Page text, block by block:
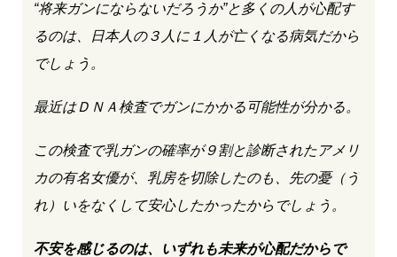
“将来ガンにならないだろうか”と多くの人が心配す
るのは、日本人の３人に１人が亡くなる病気だから
でしょう。
最近はＤＮＡ検査でガンにかかる可能性が分かる。
この検査で乳ガンの確率が９割と診断されたアメリ
カの有名女優が、乳房を切除したのも、先の憂（う
れ）いをなくして安心したかったからでしょう。
不安を感じるのは、いずれも未来が心配だからで